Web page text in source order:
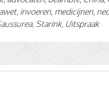
, invoeren, medicijnen,
, Starink, Uitspraak